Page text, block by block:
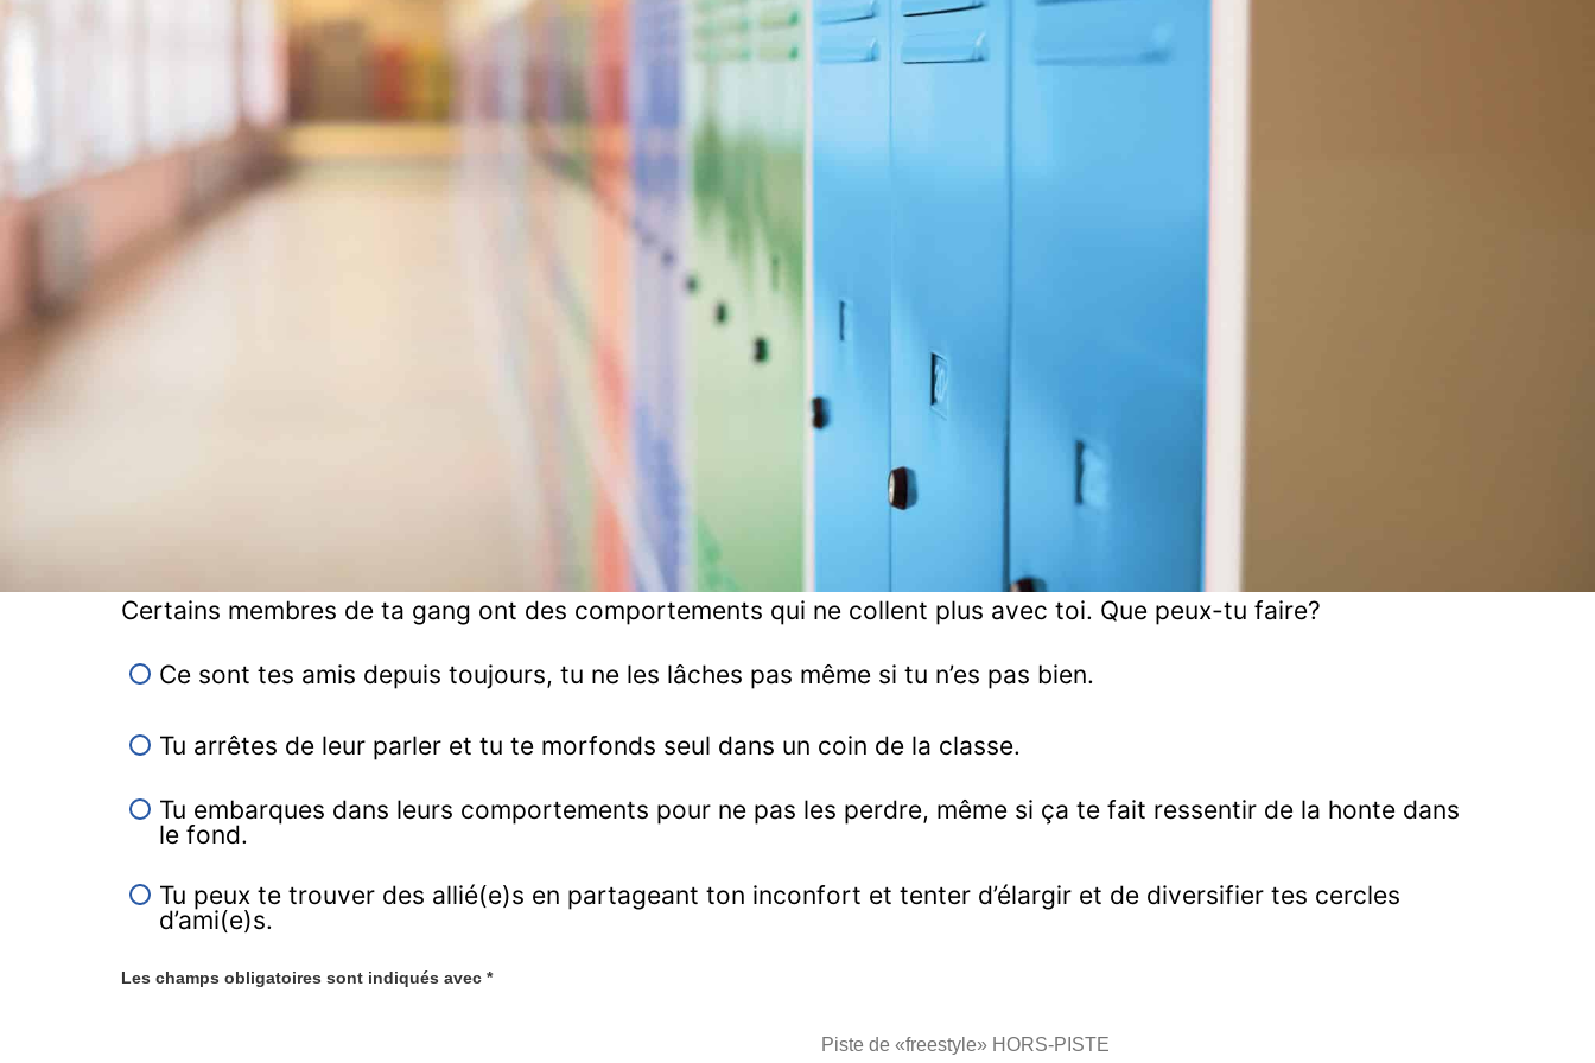
Certains membres de ta gang ont des comportements qui ne collent plus avec toi. Que peux-tu faire?
Ce sont tes amis depuis toujours, tu ne les lâches pas même si tu n’es pas bien.
Tu arrêtes de leur parler et tu te morfonds seul dans un coin de la classe.
Tu embarques dans leurs comportements pour ne pas les perdre, même si ça te fait ressentir de la honte dans
le fond.
Tu peux te trouver des allié(e)s en partageant ton inconfort et tenter d’élargir et de diversifier tes cercles
d’ami(e)s.
Les champs obligatoires sont indiqués avec *